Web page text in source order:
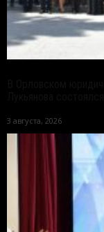
3 августа, 2026